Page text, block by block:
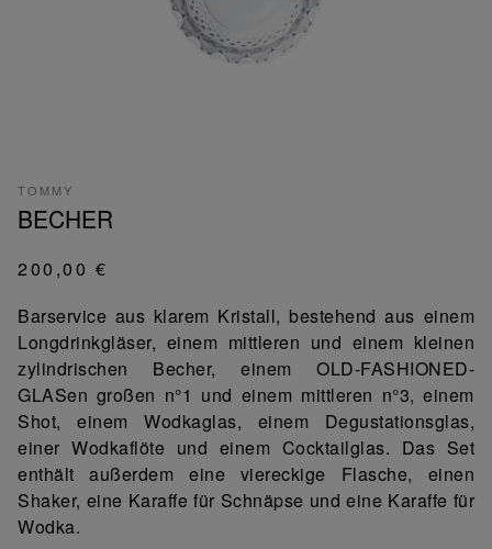
TOMMY
BECHER
200,00 €
Barservice aus klarem Kristall, bestehend aus einem
Longdrinkgläser, einem mittleren und einem kleinen
zylindrischen Becher, einem OLD-FASHIONED-
GLASen großen n°1 und einem mittleren n°3, einem
Shot, einem Wodkaglas, einem Degustationsglas,
einer Wodkaflöte und einem Cocktailglas. Das Set
enthält außerdem eine viereckige Flasche, einen
Shaker, eine Karaffe für Schnäpse und eine Karaffe für
Wodka.